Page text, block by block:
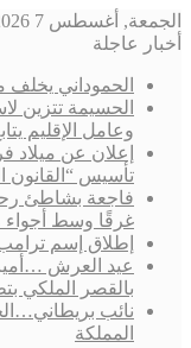
الجمعة, أغسطس 7 2026
أخبار عاجلة
الحموداني
الحسيمة تتزين
وعامل الإقليم
إعلان عن ميلاد
تأسيس
فاجعة بشاطئ
غرقًا وسط
إطلاق إسم
عيد العرش
بالقصر الملكي
نائب
المملكة